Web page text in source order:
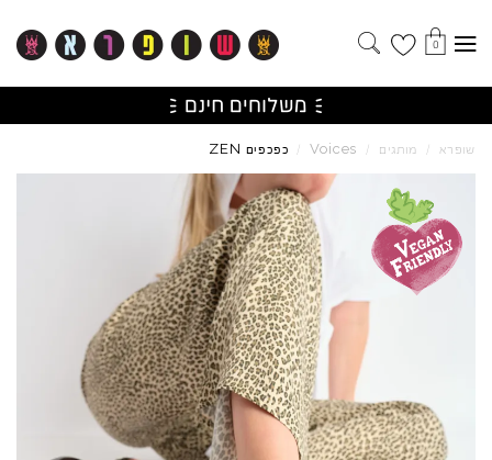
0
שופרא / מותגים /
Voices
/ כפכפים ZEN